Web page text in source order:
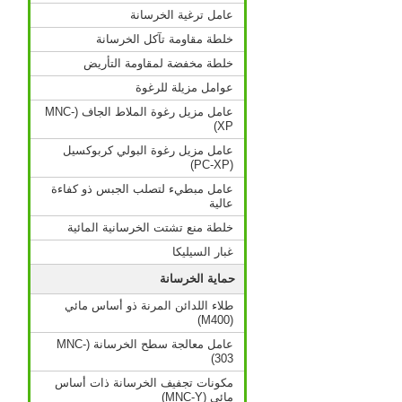
عامل ترغية الخرسانة
خلطة مقاومة تآكل الخرسانة
خلطة مخفضة لمقاومة التأريض
عوامل مزيلة للرغوة
عامل مزيل رغوة الملاط الجاف (MNC-
XP)
عامل مزيل رغوة البولي كربوكسيل
(PC-XP)
عامل مبطيء لتصلب الجبس ذو كفاءة
عالية
خلطة منع تشتت الخرسانية المائية
غبار السيليكا
حماية الخرسانة
طلاء اللدائن المرنة ذو أساس مائي
(M400)
عامل معالجة سطح الخرسانة (MNC-
303)
مكونات تجفيف الخرسانة ذات أساس
مائي (MNC-Y)